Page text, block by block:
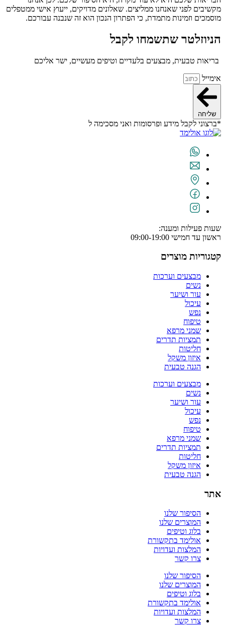
מקשיבים לפני שאנחנו ממליצים. שאלונים מדויקים, ייעוץ אישי ממטפלים
מוסמכים וזמינות מתמדת, כי הפתרון הנכון הוא זה שנבנה עבורכם.
הניוזלטר שתשמחו לקבל
בריאות טבעית, מבצעים בלעדיים וטיפים מעשיים, ישר אליכם
אימייל
שליחה
*ברצוני לקבל מידע ופרסומות ואני מסכימה ל
שעות פעילות ומענה:
ראשון עד חמישי 09:00-19:00
קטגוריות מוצרים
מבצעים וערכות
נשים
עור ושיער
עיכול
נפש
טיפוח
שמני מרפא
תמציות תדרים
חליטות
איזון משקל
הגנה טבעית
מבצעים וערכות
נשים
עור ושיער
עיכול
נפש
טיפוח
שמני מרפא
תמציות תדרים
חליטות
איזון משקל
הגנה טבעית
אתר
הסיפור שלנו
המוצרים שלנו
בלוג וטיפים
אולימד בתקשורת
המלצות ועדויות
צרו קשר
הסיפור שלנו
המוצרים שלנו
בלוג וטיפים
אולימד בתקשורת
המלצות ועדויות
צרו קשר